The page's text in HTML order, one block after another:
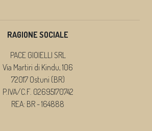
RAGIONE SOCIALE
PACE GIOIELLI SRL
Via Martiri di Kindu, 106
72017 Ostuni (BR)
P.IVA/C.F. 02695170742
REA: BR - 164888